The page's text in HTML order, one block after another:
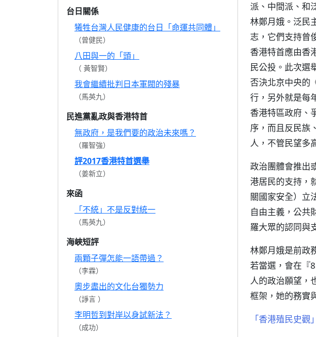
台日關係
犧牲台灣人民健康的台日「命運共同體」
（曾健民）
八田與一的「頭」
（ 黃智賢）
我會繼續批判日本軍閥的殘暴
（馬英九）
民進黨亂政與香港特首
無政府，是我們要的政治未來嗎？
（羅智強）
評2017香港特首選舉
（姜新立）
來函
「不統」不是反對統一
（馬英九）
海峽短評
兩顆子彈怎能一語帶過？
（李霖）
奧步盡出的文化台獨勢力
（諍言 ）
李明哲到對岸以身試新法？
（成功）
派、中間派、和
林鄭月娥。泛民
志，它們支持曾
香港特首應由香
民公投。此次選
否決北京中央的
行，另外就是每
香港特區政府、
序，而且反民族
人，不管民望多
政治團體會推出
港居民的支持，
關國家安全）立
自由主義，公共
羅大眾的認同與
林鄭月娥是前政
若當選，會在『
人的政治願望，
框架，她的務實
「香港殖民史觀